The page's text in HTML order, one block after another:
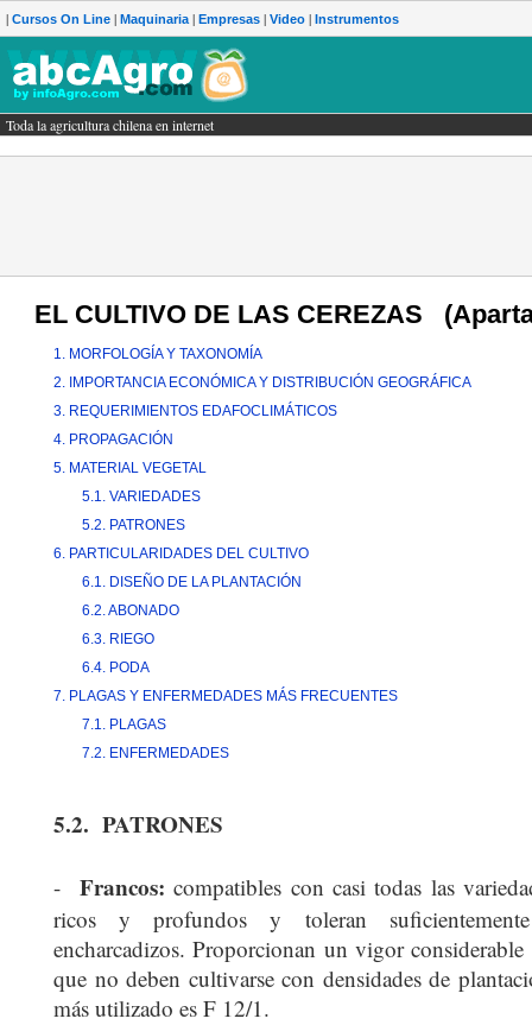
| Cursos On Line | Maquinaria | Empresas | Video | Instrumentos
Toda la agricultura chilena en internet
EL CULTIVO DE LAS CEREZAS
1. MORFOLOGÍA Y TAXONOMÍA
2. IMPORTANCIA ECONÓMICA Y DISTRIBUCIÓN GEOGRÁFICA
3. REQUERIMIENTOS EDAFOCLIMÁTICOS
4. PROPAGACIÓN
5. MATERIAL VEGETAL
5.1. VARIEDADES
5.2. PATRONES
6. PARTICULARIDADES DEL CULTIVO
6.1. DISEÑO DE LA PLANTACIÓN
6.2. ABONADO
6.3. RIEGO
6.4. PODA
7. PLAGAS Y ENFERMEDADES MÁS FRECUENTES
7.1. PLAGAS
7.2. ENFERMEDADES
5.2. PATRONES
- Francos: compatibles con casi todas las
ricos y profundos y toleran
encharcadizos. Proporcionan un vigor
que no deben cultivarse con densidades de
más utilizado es F 12/1.